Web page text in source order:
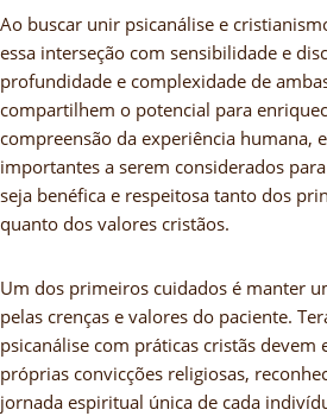
Ao buscar unir psicanálise e
essa interseção com sensibilidade e
profundidade e complexidade de
compartilhem o potencial para
compreensão da experiência humana,
importantes a serem considerados
seja benéfica e respeitosa tanto dos
quanto dos valores cristãos.
Um dos primeiros cuidados é manter
pelas crenças e valores do paciente.
psicanálise com práticas cristãs devem
próprias convicções religiosas,
jornada espiritual única de cada